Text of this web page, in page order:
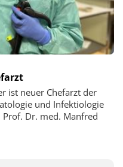
ist neuer Chefarzt der
und Infektiologie
Dr. med. Manfred